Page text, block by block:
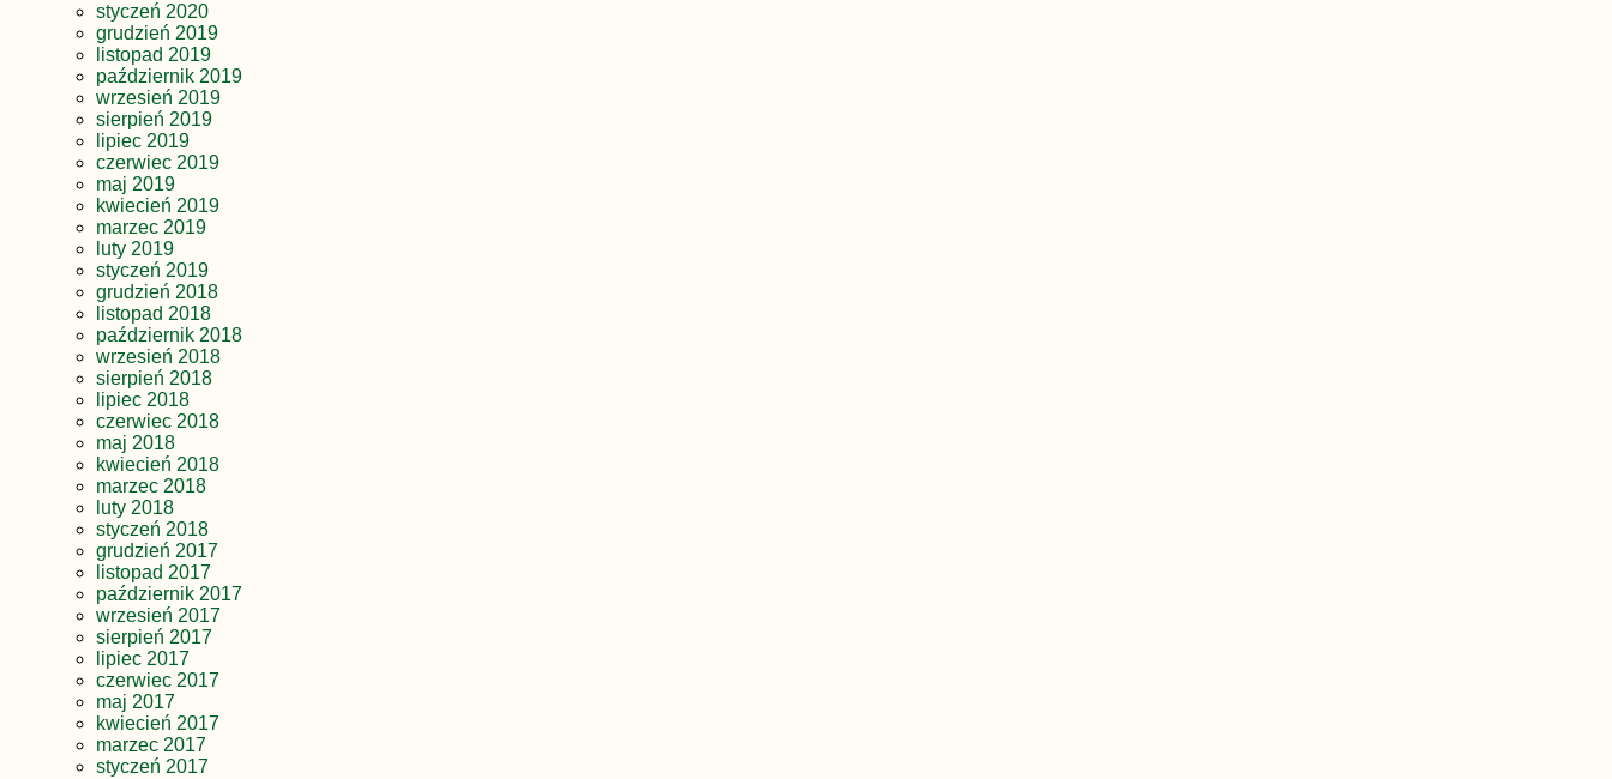
styczeń 2020
grudzień 2019
listopad 2019
październik 2019
wrzesień 2019
sierpień 2019
lipiec 2019
czerwiec 2019
maj 2019
kwiecień 2019
marzec 2019
luty 2019
styczeń 2019
grudzień 2018
listopad 2018
październik 2018
wrzesień 2018
sierpień 2018
lipiec 2018
czerwiec 2018
maj 2018
kwiecień 2018
marzec 2018
luty 2018
styczeń 2018
grudzień 2017
listopad 2017
październik 2017
wrzesień 2017
sierpień 2017
lipiec 2017
czerwiec 2017
maj 2017
kwiecień 2017
marzec 2017
styczeń 2017